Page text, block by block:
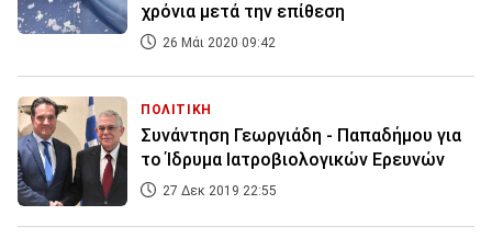
χρόνια μετά την επίθεση
26 Μάι 2020 09:42
ΠΟΛΙΤΙΚΗ
Συνάντηση Γεωργιάδη - Παπαδήμου για
το Ίδρυμα Ιατροβιολογικών Ερευνών
27 Δεκ 2019 22:55